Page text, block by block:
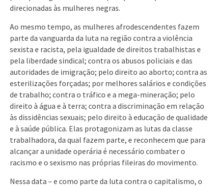
direcionadas às mulheres negras.
Ao mesmo tempo, as mulheres afrodescendentes fazem
parte da vanguarda da luta na região contra a violência
sexista e racista, pela igualdade de direitos trabalhistas e
pela liberdade sindical; contra os abusos policiais e das
autoridades de imigração; pelo direito ao aborto; contra as
esterilizações forçadas; por melhores salários e condições
de trabalho; contra o tráfico e a mega-mineração; pelo
direito à água e à terra; contra a discriminação em relação
às dissidências sexuais; pelo direito à educação de qualidade
e à saúde pública. Elas protagonizam as lutas da classe
trabalhadora, da qual fazem parte, e reconhecem que para
alcançar a unidade operária é necessário combater o
racismo e o sexismo nas próprias fileiras do movimento.
Nessa data – e como parte da luta contra o capitalismo, o